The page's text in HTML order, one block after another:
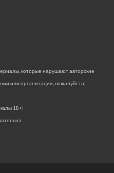
которые нарушают авторские
или организации, пожалуйста,
18+!